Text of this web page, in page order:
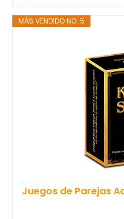
MÁS VENDIDO NO. 5
Juegos de Parejas